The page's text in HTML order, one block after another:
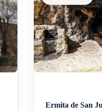
Ermita de San